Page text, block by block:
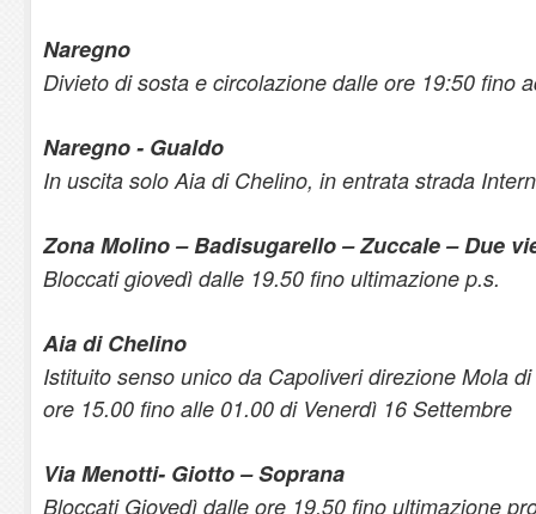
Naregno
Divieto di sosta e circolazione dalle ore 19:50 fino
Naregno - Gualdo
In uscita solo Aia di Chelino, in entrata strada
Zona Molino – Badisugarello – Zuccale – Due
Bloccati giovedì dalle 19.50 fino ultimazione p.s.
Aia di Chelino
Istituito senso unico da Capoliveri direzione Mola
ore 15.00 fino alle 01.00 di Venerdì 16 Settembre
Via Menotti- Giotto – Soprana
Bloccati Giovedì dalle ore 19.50 fino ultimazione